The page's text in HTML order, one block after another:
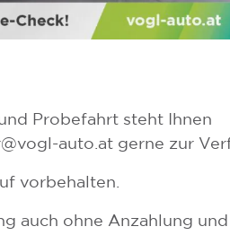
Probefahrt steht Ihnen
auto.at gerne zur
vorbehalten.
auch ohne Anzahlung